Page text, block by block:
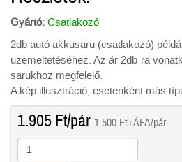
Gyártó: Csatlakozó
2db autó akkusaru (csatlakozó)
üzemeltetéséhez. Az ár 2db-ra
sarukhoz megfelelő.
A kép illusztráció, esetenként más
1.905Ft/pár 1.500 Ft+ÁFA/pár